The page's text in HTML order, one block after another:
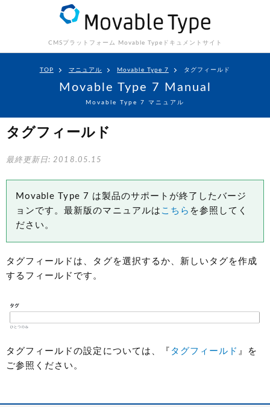
CMSプラットフォーム Movable Type ドキュメントサイト
TOP マニュアル Movable Type 7 タグフィールド
Movable Type 7 Manual
Movable Type 7 マニュアル
タグフィールド
最終更新日: 2018.05.15
Movable Type 7 は製品のサポートが終了したバージ
ョンです。最新版のマニュアルは こちら を参照してく
ださい。
タグフィールドは、タグを選択するか、新しいタグを作成
するフィールドです。
タグフィールドの設定については、『 タグフィールド 』を
ご参照ください。